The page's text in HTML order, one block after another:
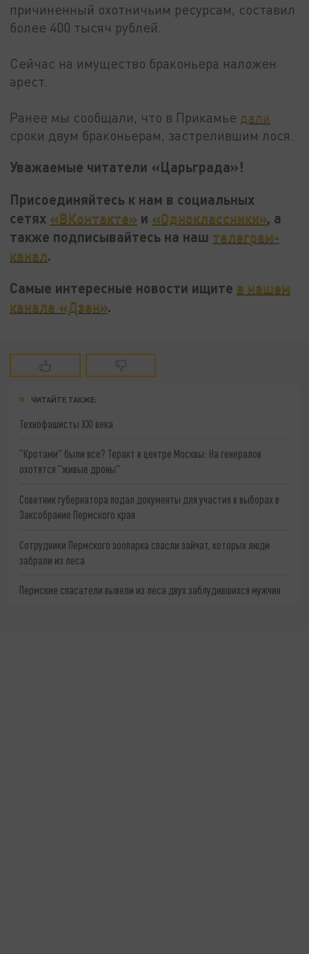
причиненный охотничьим ресурсам, составил
более 400 тысяч рублей.
Сейчас на имущество браконьера наложен
арест.
Ранее мы сообщали, что в Прикамье дали
сроки двум браконьерам, застрелившим лося.
Уважаемые читатели «Царьграда»!
Присоединяйтесь к нам в социальных
сетях «ВКонтакте» и «Одноклассники», а
также подписывайтесь на наш телеграм-
канал.
Самые интересные новости ищите в нашем
канале «Дзен».
ЧИТАЙТЕ ТАКЖЕ:
Технофашисты XXI века
"Кротами" были все? Теракт в центре Москвы: На генералов
охотятся "живые дроны"
Советник губернатора подал документы для участия в выборах в
Заксобрание Пермского края
Сотрудники Пермского зоопарка спасли зайчат, которых люди
забрали из леса
Пермские спасатели вывели из леса двух заблудившихся мужчин